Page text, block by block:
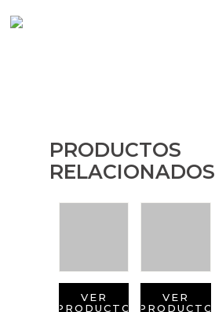
PRODUCTOS
RELACIONADOS
VER
PRODUCTO
VER
PRODUCTO